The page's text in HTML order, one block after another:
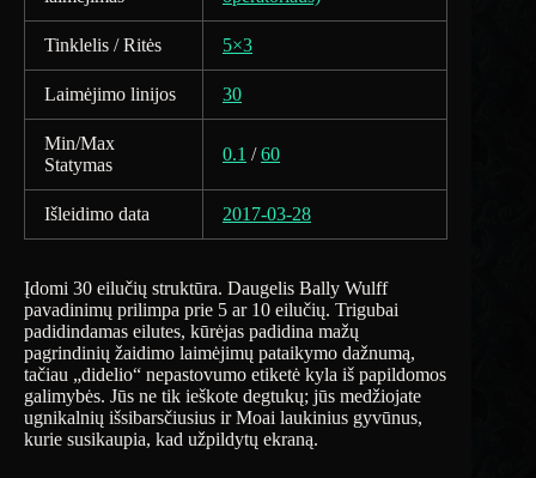
Tinklelis / Ritės 5×3
Laimėjimo linijos 30
Min/Max
Statymas
0.1 /60
Išleidimo data 2017-03-28
Įdomi 30 eilučių struktūra. Daugelis Bally Wulff
pavadinimų prilimpa prie 5 ar 10 eilučių. Trigubai
padidindamas eilutes, kūrėjas padidina mažų
pagrindinių žaidimo laimėjimų pataikymo dažnumą,
tačiau „didelio“ nepastovumo etiketė kyla iš papildomos
galimybės. Jūs ne tik ieškote degtukų; jūs medžiojate
ugnikalnių išsibarsčiusius ir Moai laukinius gyvūnus,
kurie susikaupia, kad užpildytų ekraną.